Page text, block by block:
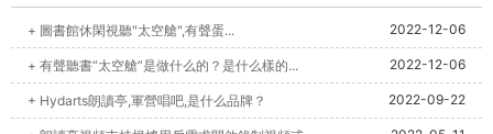
+ 圖書館休閑視聽"太空艙",有聲蛋... 2022-12-06
+ 有聲聽書“太空艙”是做什么的？是什么樣的... 2022-12-06
+ Hydarts朗讀亭,軍營唱吧,是什么品牌？ 2022-09-22